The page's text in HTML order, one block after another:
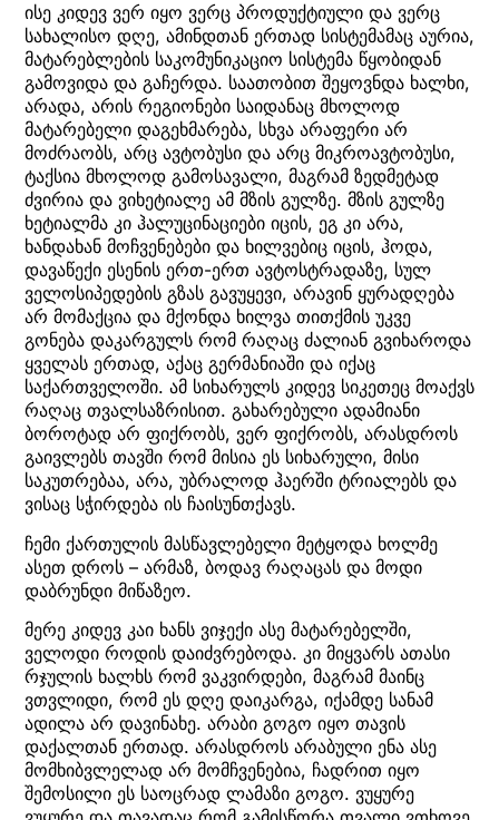
ისე კიდევ ვერ იყო ვერც პროდუქტიული და ვერც
სახალისო დღე, ამინდთან ერთად სისტემამაც აურია,
მატარებლების საკომუნიკაციო სისტემა წყობიდან
გამოვიდა და გაჩერდა. საათობით შეყოვნდა ხალხი,
არადა, არის რეგიონები საიდანაც მხოლოდ
მატარებელი დაგეხმარება, სხვა არაფერი არ
მოძრაობს, არც ავტობუსი და არც მიკროავტობუსი,
ტაქსია მხოლოდ გამოსავალი, მაგრამ ზედმეტად
ძვირია და ვიხეტიალე ამ მზის გულზე. მზის გულზე
ხეტიალმა კი ჰალუცინაციები იცის, ეგ კი არა,
ხანდახან მოჩვენებები და ხილვებიც იცის, ჰოდა,
დავაწექი ესენის ერთ-ერთ ავტოსტრადაზე, სულ
ველოსიპედების გზას გავუყევი, არავინ ყურადღება
არ მომაქცია და მქონდა ხილვა თითქმის უკვე
გონება დაკარგულს რომ რაღაც ძალიან გვიხაროდა
ყველას ერთად, აქაც გერმანიაში და იქაც
საქართველოში. ამ სიხარულს კიდევ სიკეთეც მოაქვს
რაღაც თვალსაზრისით. გახარებული ადამიანი
ბოროტად არ ფიქრობს, ვერ ფიქრობს, არასდროს
გაივლებს თავში რომ მისია ეს სიხარული, მისი
საკუთრებაა, არა, უბრალოდ ჰაერში ტრიალებს და
ვისაც სჭირდება ის ჩაისუნთქავს.
ჩემი ქართულის მასწავლებელი მეტყოდა ხოლმე
ასეთ დროს – არმაზ, ბოდავ რაღაცას და მოდი
დაბრუნდი მიწაზეო.
მერე კიდევ კაი ხანს ვიჯექი ასე მატარებელში,
ველოდი როდის დაიძვრებოდა. კი მიყვარს ათასი
რჯულის ხალხს რომ ვაკვირდები, მაგრამ მაინც
ვთვლიდი, რომ ეს დღე დაიკარგა, იქამდე სანამ
ადილა არ დავინახე. არაბი გოგო იყო თავის
დაქალთან ერთად. არასდროს არაბული ენა ასე
მომხიბვლელად არ მომჩვენებია, ჩადრით იყო
შემოსილი ეს საოცრად ლამაზი გოგო. ვუყურე